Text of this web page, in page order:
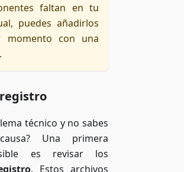
faltan en tu
puedes añadirlos
momento con una
técnico y no sabes
Una primera
es revisar los
. Estos archivos